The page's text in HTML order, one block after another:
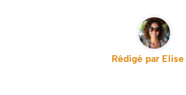
Rédigé par Elise